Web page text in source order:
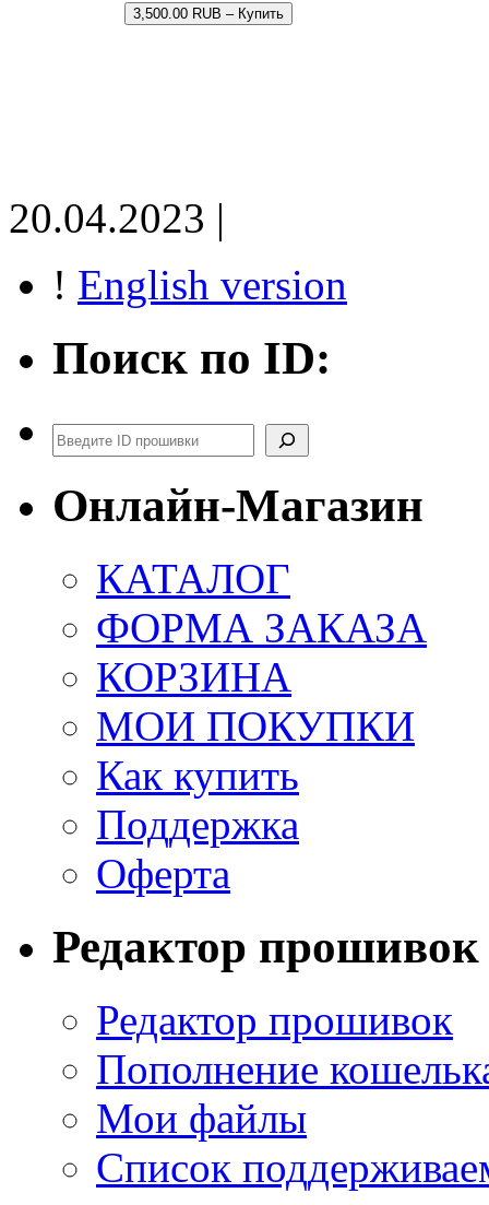
3,500.00 RUB – Купить
20.04.2023 |
! English version
Поиск по ID:
Поиск
Онлайн-Магазин
КАТАЛОГ
ФОРМА ЗАКАЗА
КОРЗИНА
МОИ ПОКУПКИ
Как купить
Поддержка
Оферта
Редактор прошивок
Редактор прошивок
Пополнение
Мои файлы
Список